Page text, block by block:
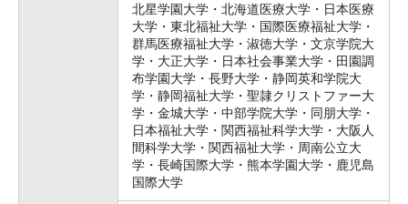
北星学園大学・北海道医療大学・日本医療
大学・東北福祉大学・国際医療福祉大学・
群馬医療福祉大学・淑徳大学・文京学院大
学・大正大学・日本社会事業大学・田園調
布学園大学・長野大学・静岡英和学院大
学・静岡福祉大学・聖隷クリストファー大
学・金城大学・中部学院大学・同朋大学・
日本福祉大学・関西福祉科学大学・大阪人
間科学大学・関西福祉大学・周南公立大
学・長崎国際大学・熊本学園大学・鹿児島
国際大学